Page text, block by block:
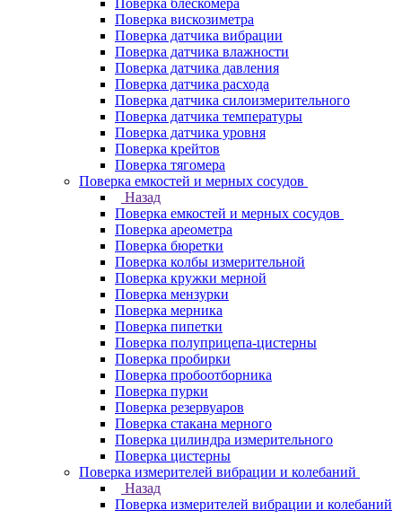
Поверка блескомера
Поверка вискозиметра
Поверка датчика вибрации
Поверка датчика влажности
Поверка датчика давления
Поверка датчика расхода
Поверка датчика силоизмерительного
Поверка датчика температуры
Поверка датчика уровня
Поверка крейтов
Поверка тягомера
Поверка емкостей и мерных сосудов
Назад
Поверка емкостей и мерных сосудов
Поверка ареометра
Поверка бюретки
Поверка колбы измерительной
Поверка кружки мерной
Поверка мензурки
Поверка мерника
Поверка пипетки
Поверка полуприцепа-цистерны
Поверка пробирки
Поверка пробоотборника
Поверка пурки
Поверка резервуаров
Поверка стакана мерного
Поверка цилиндра измерительного
Поверка цистерны
Поверка измерителей вибрации и колебаний
Назад
Поверка измерителей вибрации и колебаний